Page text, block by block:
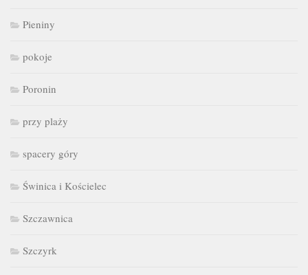
Pieniny
pokoje
Poronin
przy plaży
spacery góry
Świnica i Kościelec
Szczawnica
Szczyrk